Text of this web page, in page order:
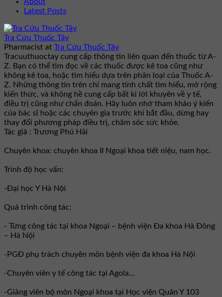
About
Latest Posts
Tra Cứu Thuốc Tây
Pharmacist at Tra Cứu Thuốc Tây
Tracuuthuoctay cung cấp thông tin liên quan đến thuốc từ A-
Z. Bạn có thể tìm đọc về các thuốc được kê toa cũng như
không kê toa, hoặc tìm hiểu dựa trên phân loại của Thuốc A-
Z. Những thông tin trên chỉ mang tính chất tìm hiểu, mở rộng
kiến thức, và không hề cung cấp bất kì lời khuyên về y tế,
điều trị cũng như chẩn đoán. Hãy luôn nhớ tham khảo ý kiến
của bác sĩ hoặc các chuyên gia trước khi bắt đầu, dừng hay
thay đổi phương pháp điều trị, chăm sóc sức khỏe.
Tác giả : Trương Phú Hải
Chuyên khoa: chuyên khoa II Ngoại khoa tiết niệu, nam học.
Trình độ học vấn:
-Đại học Y Hà Nội
Quá trình công tác:
- Từng công tác tại khoa Ngoại – bệnh viện Đa khoa Hà Đông
– Hà Nội
-PGĐ phụ trách chuyên môn bệnh viện đa khoa Hà Nội
-Chuyên viên y tế công tác tại Agola...
-Giảng viên bộ môn Ngoại khoa tại Học viện Quân Y 103